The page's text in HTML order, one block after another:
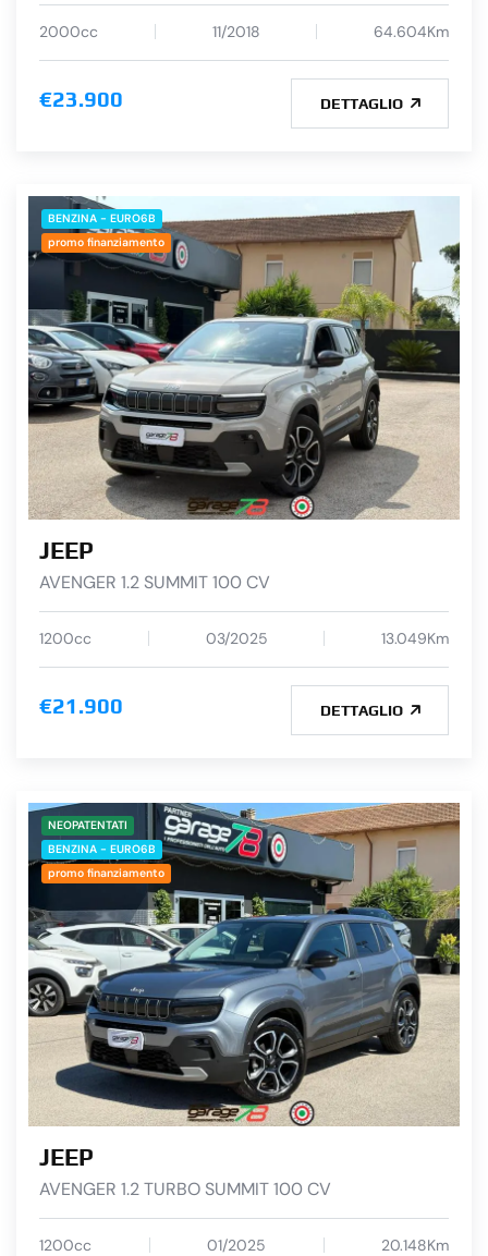
2000cc 11/2018 64.604Km
€23.900 DETTAGLIO
BENZINA - EURO6B
promo finanziamento
JEEP
AVENGER 1.2 SUMMIT 100 CV
1200cc 03/2025 13.049Km
€21.900 DETTAGLIO
NEOPATENTATI
BENZINA - EURO6B
promo finanziamento
JEEP
AVENGER 1.2 TURBO SUMMIT 100 CV
1200cc 01/2025 20.148Km